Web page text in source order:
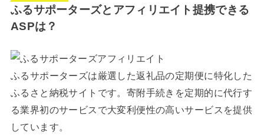
ふるサポーターズとアフィリエイト提携できる
ASPは？
ふるサポーターズは厳選した返礼品の定期便に特化した
ふるさと納税サイトです。寄附手続きを定期的に代行す
る業界初のサービスで大変利便性の高いサービスを提供
しています。